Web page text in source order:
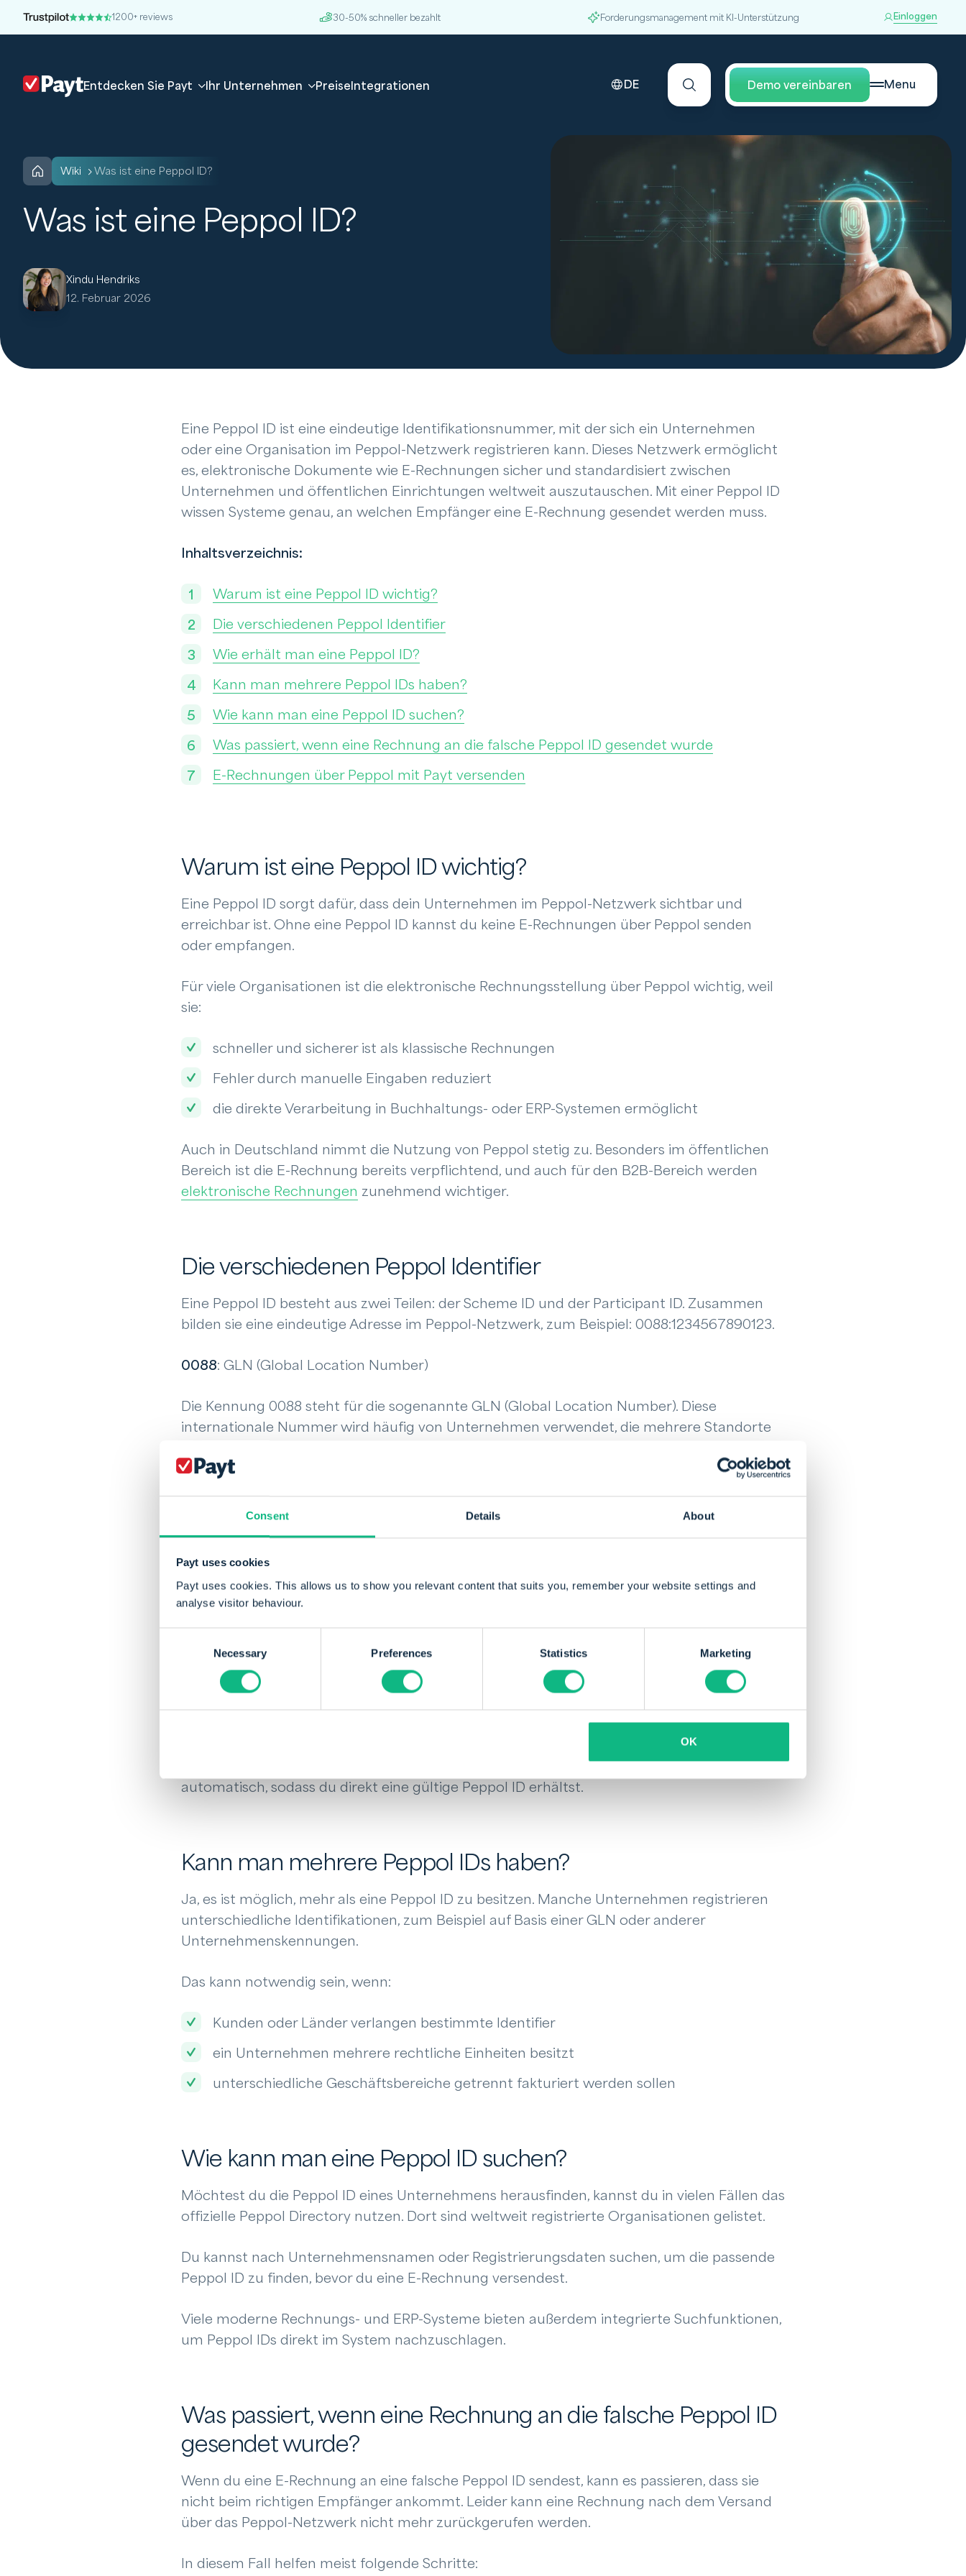
Consent Details About
Payt uses cookies
Payt uses cookies. This allows us to show you relevant content that suits you, remember your website settings and
analyse visitor behaviour.
Necessary Preferences Statistics Marketing
OK
1200+ reviews 30-50% schneller bezahlt Forderungsmanagement mit KI-Unterstützung Einloggen
Entdecken Sie Payt Ihr Unternehmen Preise Integrationen DE Demo vereinbaren Menu
wiki Was ist eine Peppol ID?
Was ist eine Peppol ID?
Xindu Hendriks
12. Februar 2026
Eine Peppol ID ist eine eindeutige Identifikationsnummer, mit der sich ein Unternehmen
oder eine Organisation im Peppol-Netzwerk registrieren kann. Dieses Netzwerk ermöglicht
es, elektronische Dokumente wie E-Rechnungen sicher und standardisiert zwischen
Unternehmen und öffentlichen Einrichtungen weltweit auszutauschen. Mit einer Peppol ID
wissen Systeme genau, an welchen Empfänger eine E-Rechnung gesendet werden muss.
Inhaltsverzeichnis:
Warum ist eine Peppol ID wichtig?
Die verschiedenen Peppol Identifier
Wie erhält man eine Peppol ID?
Kann man mehrere Peppol IDs haben?
Wie kann man eine Peppol ID suchen?
Was passiert, wenn eine Rechnung an die falsche Peppol ID gesendet wurde
E-Rechnungen über Peppol mit Payt versenden
Warum ist eine Peppol ID wichtig?
Eine Peppol ID sorgt dafür, dass dein Unternehmen im Peppol-Netzwerk sichtbar und
erreichbar ist. Ohne eine Peppol ID kannst du keine E-Rechnungen über Peppol senden
oder empfangen.
Für viele Organisationen ist die elektronische Rechnungsstellung über Peppol wichtig, weil
sie:
schneller und sicherer ist als klassische Rechnungen
Fehler durch manuelle Eingaben reduziert
die direkte Verarbeitung in Buchhaltungs- oder ERP-Systemen ermöglicht
Auch in Deutschland nimmt die Nutzung von Peppol stetig zu. Besonders im öffentlichen
Bereich ist die E-Rechnung bereits verpflichtend, und auch für den B2B-Bereich werden
elektronische Rechnungen zunehmend wichtiger.
Die verschiedenen Peppol Identifier
Eine Peppol ID besteht aus zwei Teilen: der Scheme ID und der Participant ID. Zusammen
bilden sie eine eindeutige Adresse im Peppol-Netzwerk, zum Beispiel: 0088:1234567890123.
0088: GLN (Global Location Number)
Die Kennung 0088 steht für die sogenannte GLN (Global Location Number). Diese
internationale Nummer wird häufig von Unternehmen verwendet, die mehrere Standorte
etwa für Behörden die Leitweg-ID als zusätzliches Merkmal im E-Rechnungsprozess.
Wie erhält man eine Peppol ID?
Zugang zum Peppol-Netzwerk ermöglicht.
Viele Buchhaltungs- und Rechnungsprogramme übernehmen diese Registrierung
automatisch, sodass du direkt eine gültige Peppol ID erhältst.
Kann man mehrere Peppol IDs haben?
Ja, es ist möglich, mehr als eine Peppol ID zu besitzen. Manche Unternehmen registrieren
unterschiedliche Identifikationen, zum Beispiel auf Basis einer GLN oder anderer
Unternehmenskennungen.
Das kann notwendig sein, wenn:
Kunden oder Länder verlangen bestimmte Identifier
ein Unternehmen mehrere rechtliche Einheiten besitzt
unterschiedliche Geschäftsbereiche getrennt fakturiert werden sollen
Wie kann man eine Peppol ID suchen?
Möchtest du die Peppol ID eines Unternehmens herausfinden, kannst du in vielen Fällen das
offizielle Peppol Directory nutzen. Dort sind weltweit registrierte Organisationen gelistet.
Du kannst nach Unternehmensnamen oder Registrierungsdaten suchen, um die passende
Peppol ID zu finden, bevor du eine E-Rechnung versendest.
Viele moderne Rechnungs- und ERP-Systeme bieten außerdem integrierte Suchfunktionen,
um Peppol IDs direkt im System nachzuschlagen.
Was passiert, wenn eine Rechnung an die falsche Peppol ID
gesendet wurde?
Wenn du eine E-Rechnung an eine falsche Peppol ID sendest, kann es passieren, dass sie
nicht beim richtigen Empfänger ankommt. Leider kann eine Rechnung nach dem Versand
über das Peppol-Netzwerk nicht mehr zurückgerufen werden.
In diesem Fall helfen meist folgende Schritte: